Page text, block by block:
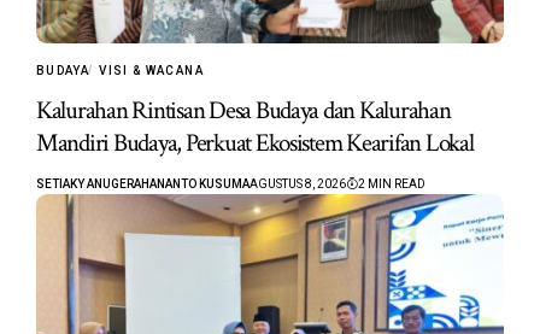
BUDAYA VISI & WACANA
Kalurahan Rintisan Desa Budaya dan Kalurahan
Mandiri Budaya, Perkuat Ekosistem Kearifan Lokal
SETIAKY ANUGERAHANANTO KUSUMAAGUSTUS 8, 2026 2 MIN READ